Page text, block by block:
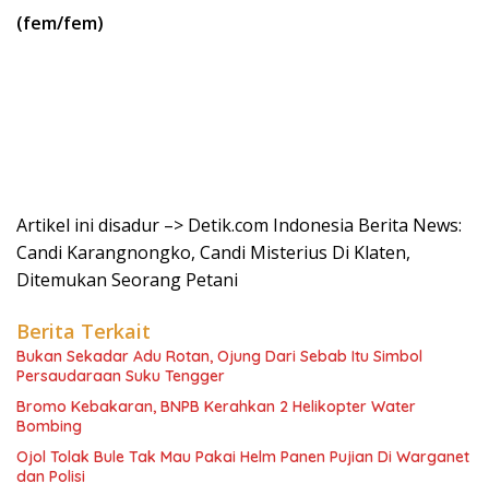
(fem/fem)
Artikel ini disadur –> Detik.com Indonesia Berita News:
Candi Karangnongko, Candi Misterius Di Klaten,
Ditemukan Seorang Petani
Berita Terkait
Bukan Sekadar Adu Rotan, Ojung Dari Sebab Itu Simbol
Persaudaraan Suku Tengger
Bromo Kebakaran, BNPB Kerahkan 2 Helikopter Water
Bombing
Ojol Tolak Bule Tak Mau Pakai Helm Panen Pujian Di Warganet
dan Polisi